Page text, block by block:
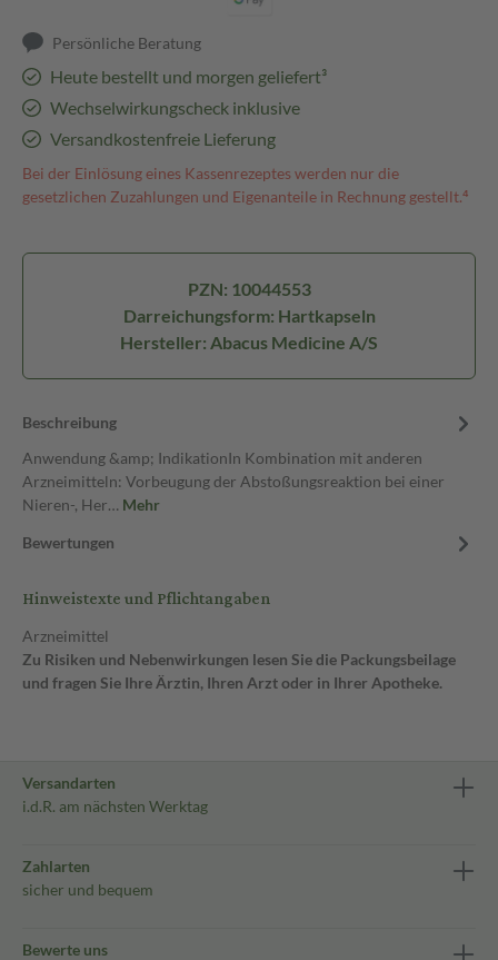
Persönliche Beratung
Heute bestellt und morgen geliefert³
Wechselwirkungscheck inklusive
Versandkostenfreie Lieferung
Bei der Einlösung eines Kassenrezeptes werden nur die
gesetzlichen Zuzahlungen und Eigenanteile in Rechnung gestellt.⁴
PZN: 10044553
Darreichungsform: Hartkapseln
Hersteller: Abacus Medicine A/S
Beschreibung
Anwendung &amp; IndikationIn Kombination mit anderen
Arzneimitteln: Vorbeugung der Abstoßungsreaktion bei einer
Nieren-, Her… Mehr
Bewertungen
Hinweistexte und Pflichtangaben
Arzneimittel
Zu Risiken und Nebenwirkungen lesen Sie die Packungsbeilage
und fragen Sie Ihre Ärztin, Ihren Arzt oder in Ihrer Apotheke.
Versandarten
i.d.R. am nächsten Werktag
Zahlarten
sicher und bequem
Bewerte uns